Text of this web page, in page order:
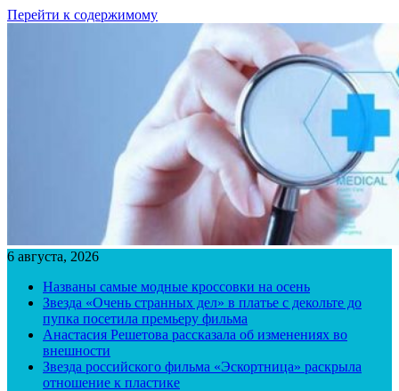
Перейти к содержимому
6 августа, 2026
Названы самые модные кроссовки на осень
Звезда «Очень странных дел» в платье с декольте до
пупка посетила премьеру фильма
Анастасия Решетова рассказала об изменениях во
внешности
Звезда российского фильма «Эскортница» раскрыла
отношение к пластике